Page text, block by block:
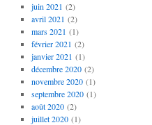
juin 2021 (2)
avril 2021 (2)
mars 2021 (1)
février 2021 (2)
janvier 2021 (1)
décembre 2020(2)
novembre 2020(1)
septembre 2020(1)
août 2020(2)
juillet 2020(1)